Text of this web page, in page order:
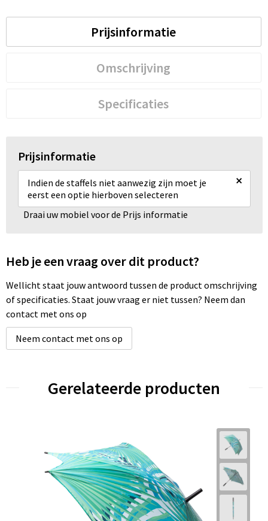
Prijsinformatie
Omschrijving
Specificaties
Prijsinformatie
Indien de staffels niet aanwezig zijn moet je
eerst een optie hierboven selecteren
×
Draai uw mobiel voor de Prijs informatie
Heb je een vraag over dit product?
Wellicht staat jouw antwoord tussen de product omschrijving
of specificaties. Staat jouw vraag er niet tussen? Neem dan
contact met ons op
Neem contact met ons op
Gerelateerde producten